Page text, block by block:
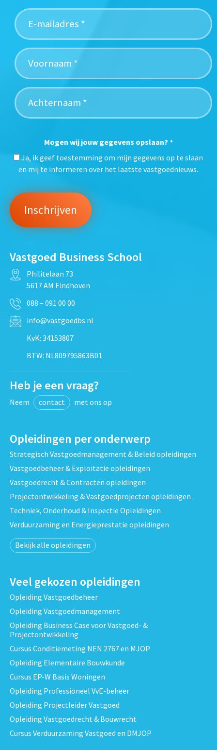
Mogen wij jouw gegevens opslaan? *
Ja, ik geef toestemming om mijn gegevens op te slaan
en mij te informeren over het laatste vastgoednieuws.
Vastgoed Business School
Philitelaan 73
5617 AM Eindhoven
088 – 091 00 00
info@vastgoedbs.nl
KvK: 34153807
BTW: NL809795863B01
Heb je een vraag?
Neem contact met ons op
Opleidingen per onderwerp
Strategisch Vastgoedmanagement & Beleid opleidingen
Vastgoedbeheer & Exploitatie opleidingen
Vastgoedrecht & Contracten opleidingen
Projectontwikkeling & Vastgoedprojecten opleidingen
Techniek, Onderhoud & Inspectie Opleidingen
Verduurzaming en Energieprestatie opleidingen
Bekijk alle opleidingen
Veel gekozen opleidingen
Opleiding Vastgoedbeheer
Opleiding Vastgoedmanagement
Opleiding Business Case voor Vastgoed- &
Projectontwikkeling
Cursus Conditiemeting NEN 2767 en MJOP
Opleiding Elementaire Bouwkunde
Cursus EP-W Basis Woningen
Opleiding Professioneel VvE-beheer
Opleiding Projectleider Vastgoed
Opleiding Vastgoedrecht & Bouwrecht
Cursus Verduurzaming Vastgoed en DMJOP